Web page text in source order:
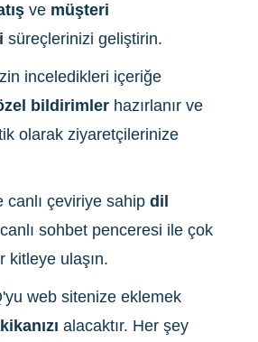
ve müşteri
süreçlerinizi geliştirin.
inceledikleri içeriğe
bildirimler hazırlanır ve
olarak ziyaretçilerinize
canlı çeviriye sahip dil
sohbet penceresi ile çok
kitleye ulaşın.
web sitenize eklemek
alacaktır. Her şey